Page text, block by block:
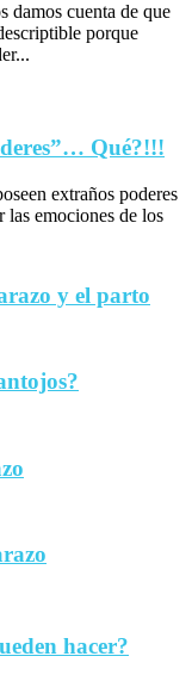
damos cuenta de que
porque
Qué?!!!
extraños poderes
las emociones de los
y el parto
hacer?